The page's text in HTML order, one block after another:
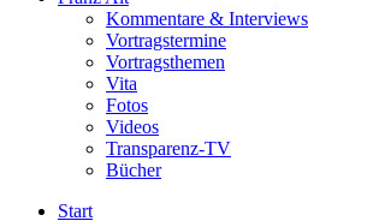
Kommentare & Interviews
Vortragstermine
Vortragsthemen
Vita
Fotos
Videos
Transparenz-TV
Bücher
Start